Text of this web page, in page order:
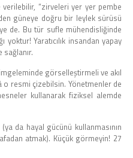
“zirveleri yer yer pembe
güneye doğru bir leylek sürüsü
de. Bu tür sufle mühendisliğinde
yoktur! Yaratıcılık insandan yapay
sağlanır.
görselleştirmeli ve akıl
o resmi çizebilsin. Yönetmenler de
kullanarak fiziksel alemde
da hayal gücünü kullanmasının
atmak). Küçük görmeyin! 27